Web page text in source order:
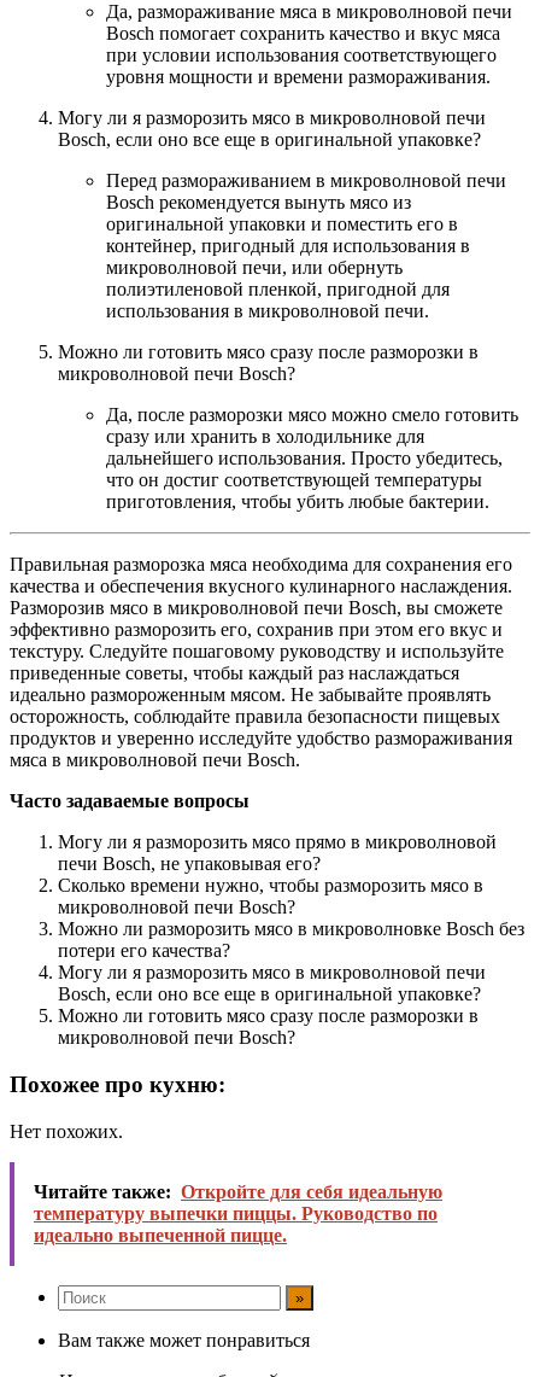
Да, размораживание мяса в микроволновой печи
Bosch помогает сохранить качество и вкус мяса
при условии использования соответствующего
уровня мощности и времени размораживания.
Могу ли я разморозить мясо в микроволновой печи
Bosch, если оно все еще в оригинальной упаковке?
Перед размораживанием в микроволновой печи
Bosch рекомендуется вынуть мясо из
оригинальной упаковки и поместить его в
контейнер, пригодный для использования в
микроволновой печи, или обернуть
полиэтиленовой пленкой, пригодной для
использования в микроволновой печи.
Можно ли готовить мясо сразу после разморозки в
микроволновой печи Bosch?
Да, после разморозки мясо можно смело готовить
сразу или хранить в холодильнике для
дальнейшего использования. Просто убедитесь,
что он достиг соответствующей температуры
приготовления, чтобы убить любые бактерии.
Правильная разморозка мяса необходима для сохранения его
качества и обеспечения вкусного кулинарного наслаждения.
Разморозив мясо в микроволновой печи Bosch, вы сможете
эффективно разморозить его, сохранив при этом его вкус и
текстуру. Следуйте пошаговому руководству и используйте
приведенные советы, чтобы каждый раз наслаждаться
идеально размороженным мясом. Не забывайте проявлять
осторожность, соблюдайте правила безопасности пищевых
продуктов и уверенно исследуйте удобство размораживания
мяса в микроволновой печи Bosch.
Часто задаваемые вопросы
Могу ли я разморозить мясо прямо в микроволновой
печи Bosch, не упаковывая его?
Сколько времени нужно, чтобы разморозить мясо в
микроволновой печи Bosch?
Можно ли разморозить мясо в микроволновке Bosch без
потери его качества?
Могу ли я разморозить мясо в микроволновой печи
Bosch, если оно все еще в оригинальной упаковке?
Можно ли готовить мясо сразу после разморозки в
микроволновой печи Bosch?
Похожее про кухню:
Нет похожих.
Читайте также: Откройте для себя идеальную
температуру выпечки пиццы. Руководство по
идеально выпеченной пицце.
Вам также может понравиться